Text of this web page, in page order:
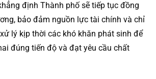
định Thành phố sẽ tiếp tục đồng
bảo đảm nguồn lực tài chính và chỉ
lý kịp thời các khó khăn phát sinh để
đúng tiến độ và đạt yêu cầu chất